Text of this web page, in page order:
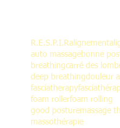
R.E.S.P.I.Ralignement
auto massagebonne
breathingcarré des
deep breathingdouleur
fasciatherapy
foam rollerfoam rolling
good posturemassage
massothérapie